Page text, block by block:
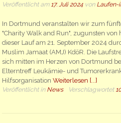
Veröffentlicht am 17. Juli 2024 von Laufen-
In Dortmund veranstalten wir zum
"Charity Walk and Run", zugunsten
dieser Lauf am 21. September 2024
Muslim Jamaat (AMJ) KdöR. Die
sich mitten im Herzen von Dortmund
Elterntreff Leukämie- und
HilfsorganisationWeiterlesen [...]
Veröffentlicht in News Verschlagwortet